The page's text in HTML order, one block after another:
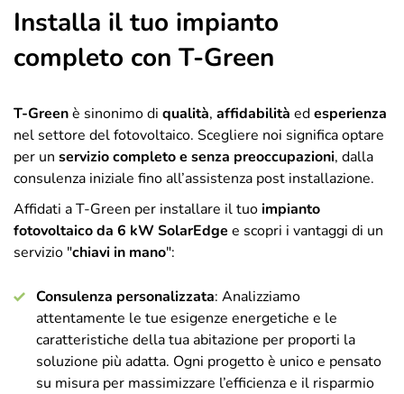
Installa il tuo impianto
completo con T-Green
T-Greenè sinonimo di qualità, affidabilità edesperienza
nel settore del fotovoltaico. Scegliere noi significa optare
per un servizio completo e senza preoccupazioni, dalla
consulenza iniziale fino all’assistenza post installazione.
Affidati a T-Green per installare il tuoimpianto
fotovoltaico da 6 kW SolarEdge e scopri i vantaggi di un
servizio "chiavi in mano":
Consulenza personalizzata: Analizziamo
attentamente le tue esigenze energetiche e le
caratteristiche della tua abitazione per proporti la
soluzione più adatta. Ogni progetto è unico e pensato
su misura per massimizzare l’efficienza e il risparmio